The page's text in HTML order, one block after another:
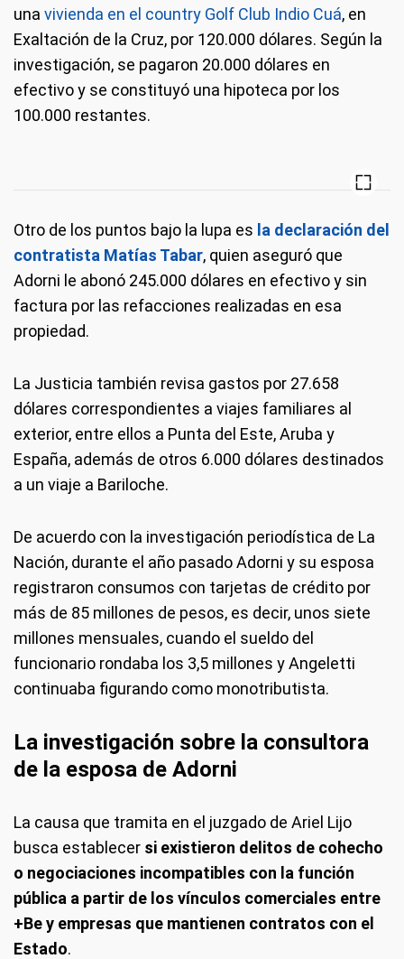
una vivienda en el country Golf Club Indio Cuá, en
Exaltación de la Cruz, por 120.000 dólares. Según la
investigación, se pagaron 20.000 dólares en
efectivo y se constituyó una hipoteca por los
100.000 restantes.
Otro de los puntos bajo la lupa es la declaración del
contratista Matías Tabar, quien aseguró que
Adorni le abonó 245.000 dólares en efectivo y sin
factura por las refacciones realizadas en esa
propiedad.
La Justicia también revisa gastos por 27.658
dólares correspondientes a viajes familiares al
exterior, entre ellos a Punta del Este, Aruba y
España, además de otros 6.000 dólares destinados
a un viaje a Bariloche.
De acuerdo con la investigación periodística de La
Nación, durante el año pasado Adorni y su esposa
registraron consumos con tarjetas de crédito por
más de 85 millones de pesos, es decir, unos siete
millones mensuales, cuando el sueldo del
funcionario rondaba los 3,5 millones y Angeletti
continuaba figurando como monotributista.
La investigación sobre la consultora
de la esposa de Adorni
La causa que tramita en el juzgado de Ariel Lijo
busca establecer si existieron delitos de cohecho
o negociaciones incompatibles con la función
pública a partir de los vínculos comerciales entre
+Be y empresas que mantienen contratos con el
Estado.